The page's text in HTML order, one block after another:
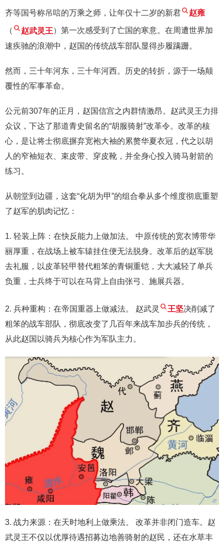
齐等国号称吊唁的万乘之师，让年仅十二岁的新君 赵雍
（ 赵武灵王）第一次感受到了亡国的寒意。在周遭世界加
速疾驰的浪潮中，赵国的传统战车部队显得步履蹒跚。
然而，三十年河东，三十年河西。历史的转折，源于一场颠
覆性的军事革命。
公元前307年的正月，赵国信宫之内群情激昂。赵武灵王力排
众议，下达了那道青史留名的“胡服骑射”改革令。改革的核
心，是让将士彻底摒弃宽袍大袖的累赘华夏衣冠，代之以胡
人的窄袖短衣、束皮带、穿皮靴，并全身心投入骑马射箭的
练习。
从朝堂到边疆，这套“化胡为甲”的组合拳从多个维度彻底重塑
了赵军的肌肉记忆：
1. 轻装上阵：在快反能力上做加法。 中原传统的宽衣博带华
丽厚重，在战场上被车辕挂住便无法脱身。改革后的赵军脱
去礼服，以皮革轻甲替代粗笨的青铜重铠，大大减轻了单兵
负重，士兵终于可以在马背上自由张弓、施展兵器。
2. 兵种重构：在帝国重器上做减法。 赵武灵 王坚决削减了
粗笨的战车部队，彻底改变了几百年来战车加步兵的传统，
从此赵国以骑兵为核心作为军队主力。
3. 战力来源：在天时地利上做乘法。 改革并非闭门造车。赵
武灵王不仅以优厚待遇招募边地善骑射的赵民，还在水草丰